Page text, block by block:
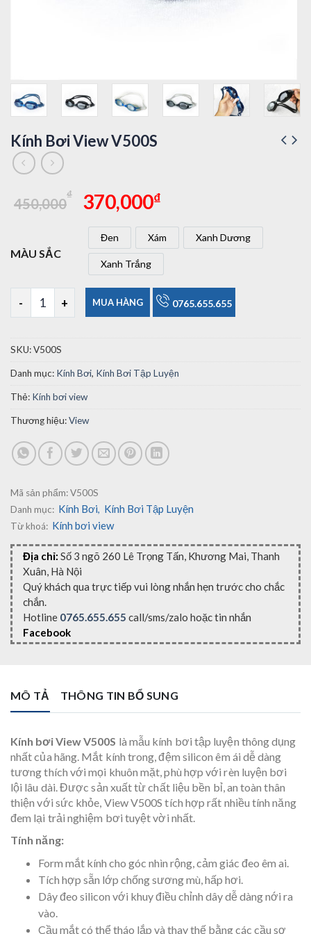
Kính Bơi View V500S
450,000
₫
Giá
gốc
là:
450,000₫.
370,000₫
tại
là:
MÀU SẮC
Đen
Đen Xám
Xám Xanh Dương
Xanh Dương
Xanh TrắngXanh Trắng
Kính Bơi View V500S số lượng
MUA HÀNG 0765.655.655
SKU:V500S
Danh mục: Kính Bơi, Kính Bơi Tập Luyện
Thẻ: Kính bơi view
Thương hiệu:View
Mã sản phẩm:V500S
Danh mục: Kính Bơi, Kính Bơi Tập Luyện
Từ khoá: Kính bơi view
Địa chỉ: Số 3 ngõ 260 Lê Trọng Tấn, Khương Mai, Thanh
Xuân, Hà Nội
Quý khách qua trực tiếp vui lòng nhắn hẹn trước cho chắc
chắn.
Hotline 0765.655.655 call/sms/zalo hoặc tin nhắn
Facebook
MÔ TẢ THÔNG TIN BỔ SUNG
Kính bơi View V500S là mẫu kính bơi tập luyện thông dụng
nhất của hãng. Mắt kính trong, đệm silicon êm ái dễ dàng
tương thích với mọi khuôn mặt, phù hợp với rèn luyện bơi
lội lâu dài. Được sản xuất từ chất liệu bền bỉ, an toàn thân
thiện với sức khỏe, View V500S tích hợp rất nhiều tính năng
đem lại trải nghiệm bơi tuyệt vời nhất.
Tính năng:
Form mắt kính cho góc nhìn rộng, cảm giác đeo êm ai.
Tích hợp sẵn lớp chống sương mù, hấp hơi.
Dây đeo silicon với khuy điều chỉnh dây dễ dàng nới ra
vào.
Cầu mắt có thể tháo lắp và thay thế bằng các cầu sơ